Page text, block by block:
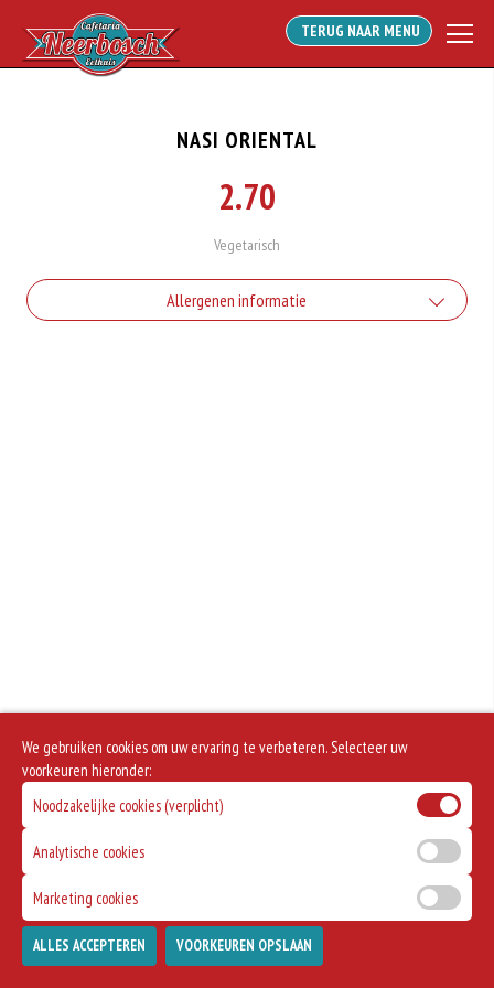
TERUG NAAR MENU
NASI ORIENTAL
2.70
Vegetarisch
Allergenen informatie
We gebruiken cookies om uw ervaring te verbeteren. Selecteer uw
voorkeuren hieronder:
Noodzakelijke cookies (verplicht)
Analytische cookies
Marketing cookies
ALLES ACCEPTEREN VOORKEUREN OPSLAAN